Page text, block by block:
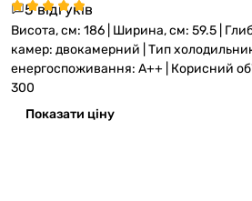
5 відгуків
Висота, см: 186 | Ширина, см: 59.5 |
камер: двокамерний | Тип
енергоспоживання: A++ | Корисний
300
Показати ціну